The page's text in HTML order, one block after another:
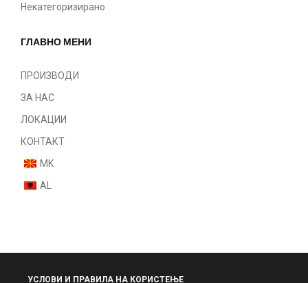
Некатегоризирано
ГЛАВНО МЕНИ
ПРОИЗВОДИ
ЗА НАС
ЛОКАЦИИ
КОНТАКТ
MK
AL
УСЛОВИ И ПРАВИЛА НА КОРИСТЕЊЕ